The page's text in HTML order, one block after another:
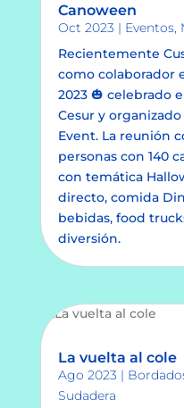
Canoween
Oct 2023 | Eventos,
Recientemente
como colaborador
2023 🎃 celebrado
Cesur y
Event. La reunión
personas con 140
con temática
directo, comida
bebidas, food
diversión.
La vuelta al cole
Ago 2023 |
Sudadera